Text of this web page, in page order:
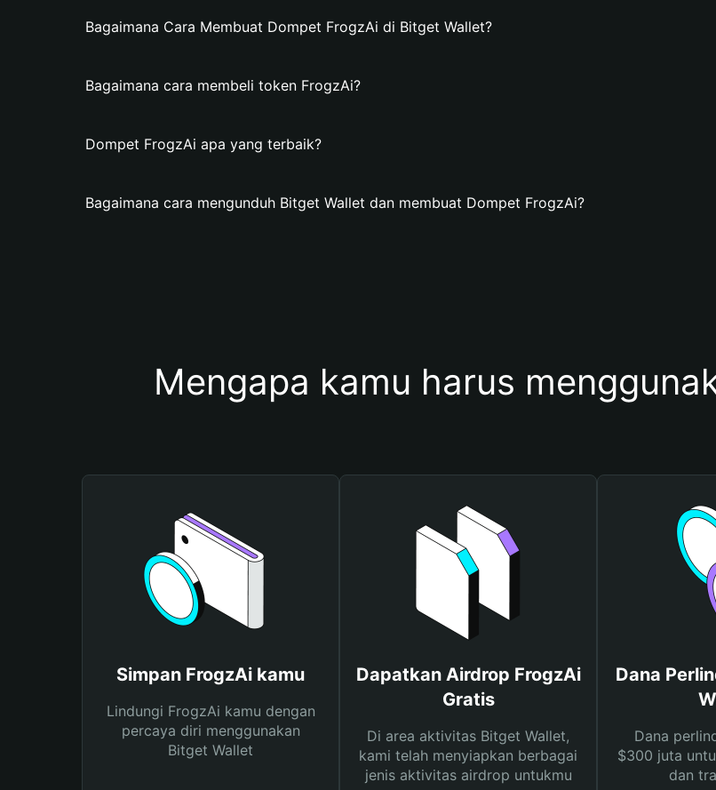
Bagaimana Cara Membuat Dompet FrogzAi di Bitget Wallet?
Bagaimana cara membeli token FrogzAi?
Dompet FrogzAi apa yang terbaik?
Bagaimana cara mengunduh Bitget Wallet dan membuat Dompet FrogzAi?
Mengapa kamu harus
Simpan FrogzAi kamu
Lindungi FrogzAi kamu dengan
percaya diri menggunakan
Bitget Wallet
Dapatkan Airdrop FrogzAi
Gratis
Di area aktivitas Bitget Wallet,
kami telah menyiapkan berbagai
jenis aktivitas airdrop untukmu
Dana
Dana
$300 juta
dan